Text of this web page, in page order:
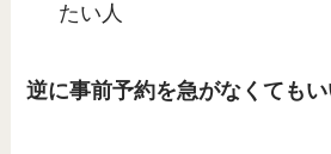
たい人
逆に事前予約を急がなくても